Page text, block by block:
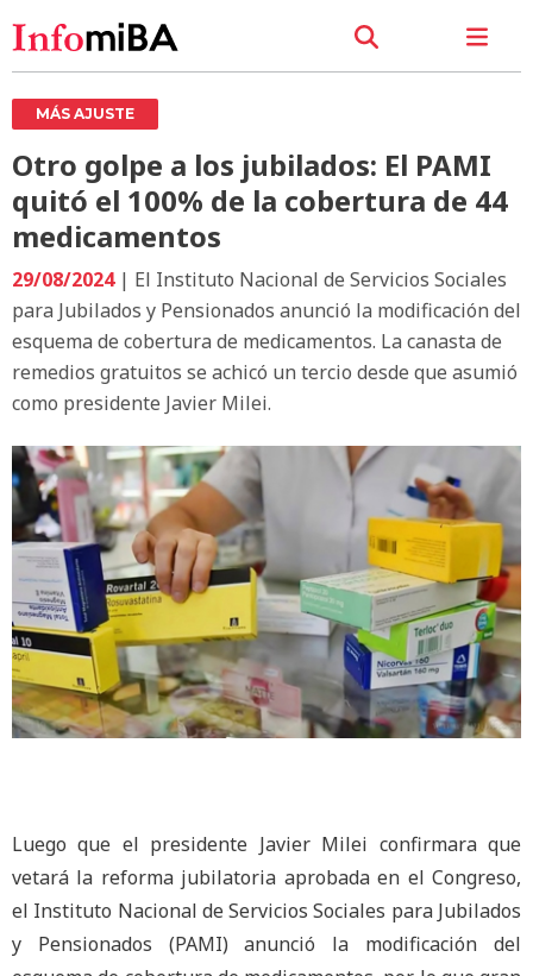
MÁS AJUSTE
Otro golpe a los jubilados: El PAMI
quitó el 100% de la cobertura de 44
medicamentos
29/08/2024| El Instituto Nacional de Servicios Sociales
para Jubilados y Pensionados anunció la modificación del
esquema de cobertura de medicamentos. La canasta de
remedios gratuitos se achicó un tercio desde que asumió
como presidente Javier Milei.
Luego que el presidente Javier Milei confirmara que
vetará la reforma jubilatoria aprobada en el Congreso,
el Instituto Nacional de Servicios Sociales para Jubilados
y Pensionados (PAMI) anunció la modificación del